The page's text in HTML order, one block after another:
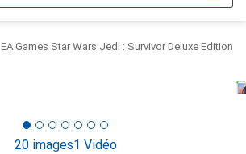
EA Games Star Wars Jedi : Survivor Deluxe Edition
20 images1 Vidéo